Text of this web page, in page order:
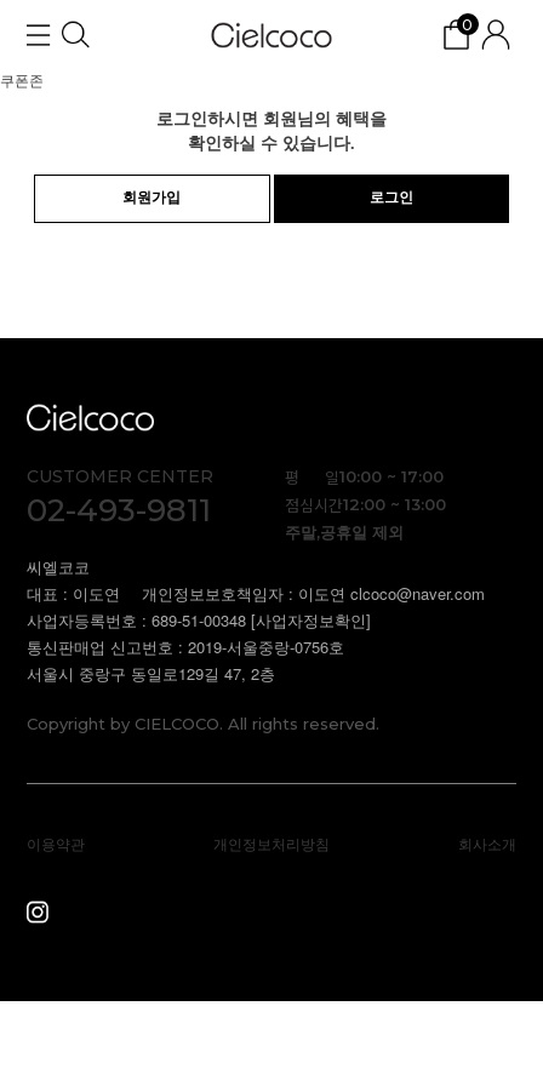
0
쿠폰존
로그인하시면 회원님의 혜택을
확인하실 수 있습니다.
회원가입 로그인
CUSTOMER CENTER
02-493-9811
평 일10:00 ~ 17:00
점심시간12:00 ~ 13:00
주말,공휴일 제외
씨엘코코
대표 : 이도연
개인정보보호책임자 : 이도연 clcoco@naver.com
사업자등록번호 : 689-51-00348[사업자정보확인]
통신판매업 신고번호 : 2019-서울중랑-0756호
서울시 중랑구 동일로129길 47, 2층
Copyright by CIELCOCO. All rights reserved.
이용약관 개인정보처리방침 회사소개